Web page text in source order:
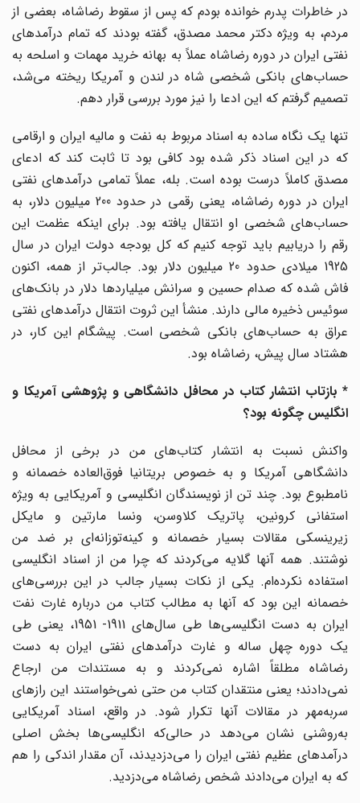
در خاطرات پدرم خوانده بودم که پس از سقوط رضاشاه، بعضی از
مردم، به ویژه دکتر محمد مصدق، گفته بودند که تمام درآمدهای
نفتی ایران در دوره رضاشاه عملاً به بهانه خرید مهمات و اسلحه به
حساب‌های بانکی شخصی شاه در لندن و آمریکا ریخته می‌شد،
تصمیم گرفتم که این ادعا را نیز مورد بررسی قرار دهم.
تنها یک نگاه ساده به اسناد مربوط به نفت و مالیه ایران و ارقامی
که در این اسناد ذکر شده بود کافی بود تا ثابت کند که ادعای
مصدق کاملاً درست بوده است. بله، عملاً تمامی درآمدهای نفتی
ایران در دوره رضاشاه، یعنی رقمی در حدود 200 میلیون دلار، به
حساب‌های شخصی او انتقال یافته بود. برای اینکه عظمت این
رقم را دریابیم باید توجه کنیم که کل بودجه دولت ایران در سال
1925 میلادی حدود 20 میلیون دلار بود. جالب‌تر از همه، اکنون
فاش شده که صدام حسین و سرانش میلیاردها دلار در بانک‌های
سوئیس ذخیره مالی دارند. منشأ این ثروت انتقال درآمدهای نفتی
عراق به حساب‌های بانکی شخصی است. پیشگام این کار، در
هشتاد سال پیش، رضاشاه بود.
* بازتاب انتشار کتاب در محافل دانشگاهی و پژوهشی آمریکا و
انگلیس چگونه بود؟
واکنش نسبت به انتشار کتاب‌های من در برخی از محافل
دانشگاهی آمریکا و به خصوص بریتانیا فوق‌العاده خصمانه و
نامطبوع بود. چند تن از نویسندگان انگلیسی و آمریکایی به ویژه
استفانی کرونین، پاتریک کلاوسن، ونسا مارتین و مایکل
زیرینسکی مقالات بسیار خصمانه و کینه‌توزانه‌ای بر ضد من
نوشتند. همه آنها گلایه می‌کردند که چرا من از اسناد انگلیسی
استفاده نکرده‌ام. یکی از نکات بسیار جالب در این بررسی‌های
خصمانه این بود که آنها به مطالب کتاب من درباره غارت نفت
ایران به دست انگلیسی‌ها طی سال‌های 1911- 1951، یعنی طی
یک دوره چهل ساله و غارت درآمدهای نفتی ایران به دست
رضاشاه مطلقاً اشاره نمی‌کردند و به مستندات من ارجاع
نمی‌دادند؛ یعنی منتقدان کتاب من حتی نمی‌خواستند این رازهای
سربه‌مهر در مقالات آنها تکرار شود. در واقع، اسناد آمریکایی
به‌روشنی نشان می‌دهد در حالی‌که انگلیسی‌ها بخش اصلی
درآمدهای عظیم نفتی ایران را می‌دزدیدند، آن مقدار اندکی را هم
که به ایران می‌دادند شخص رضاشاه می‌دزدید.